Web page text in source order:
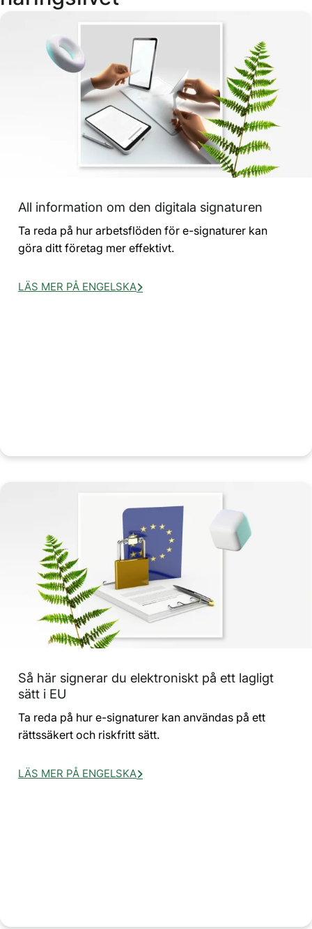
All information om den digitala signaturen
Ta reda på hur arbetsflöden för e-signaturer kan
göra ditt företag mer effektivt.
LÄS MER PÅ ENGELSKA
Så här signerar du elektroniskt på ett lagligt
sätt i EU
Ta reda på hur e-signaturer kan användas på ett
rättssäkert och riskfritt sätt.
LÄS MER PÅ ENGELSKA